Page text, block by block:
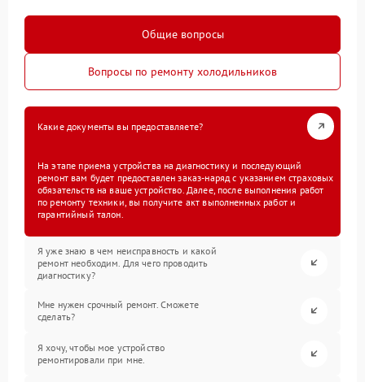
Общие вопросы
Вопросы по ремонту холодильников
Какие документы вы предоставляете?
На этапе приема устройства на диагностику и последующий
ремонт вам будет предоставлен заказ-наряд с указанием страховых
обязательств на ваше устройство. Далее, после выполнения работ
по ремонту техники, вы получите акт выполненных работ и
гарантийный талон.
Я уже знаю в чем неисправность и какой
ремонт необходим. Для чего проводить
диагностику?
Мне нужен срочный ремонт. Сможете
сделать?
Я хочу, чтобы мое устройство
ремонтировали при мне.